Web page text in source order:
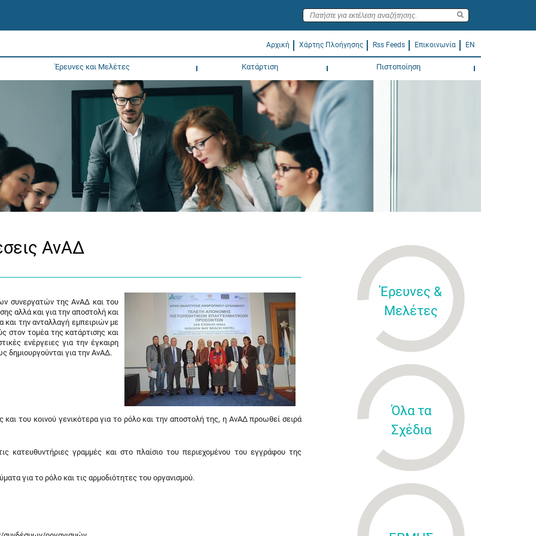
Αρχική Χάρτης Πλοήγησης Rss Feeds Επικοινωνία EN
Έρευνες και Μελέτες Κατάρτιση Πιστοποίηση
ΑνΑΔ
συνεργατών της ΑνΑΔ και του
αλλά και για την αποστολή και
και την ανταλλαγή εμπειριών με
στον τομέα της κατάρτισης και
ενέργειες για την έγκαιρη
δημιουργούνται για την ΑνΑΔ.
του κοινού γενικότερα για το ρόλο και την αποστολή της, η ΑνΑΔ προωθεί σειρά
κατευθυντήριες γραμμές και στο πλαίσιο του περιεχομένου του εγγράφου της
για το ρόλο και τις αρμοδιότητες του οργανισμού.
Έρευνες &
Μελέτες
Όλα τα
Σχέδια